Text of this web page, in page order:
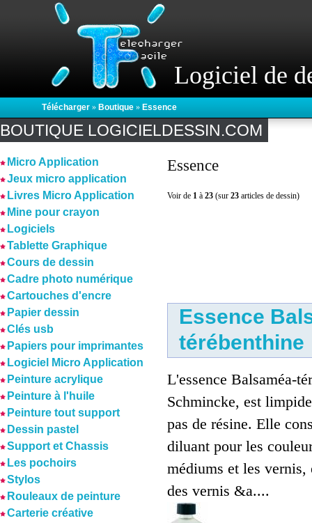
Logiciel de
Télécharger » Boutique » Essence
BOUTIQUE LOGICIELDESSIN.COM
Micro Application
Jeux micro application
Livres Micro Application
Mine pour crayon
Logiciels
Tablette Graphique
Cours de dessin
Cadre photo numérique
Cartouches d'encre
Papier dessin
Clés usb
Papiers pour imprimantes
Logiciel Micro Application
Peinture acrylique
Peinture à l'huile
Peinture tout support
Dessin pastel
Support et Chassis
Les pochoirs
Stylos
Rouleaux de peinture
Carterie créative
Essence
Voir de 1 à 23 (sur 23 articles de dessin)
Essence
térébenthine
L'essence Balsaméa-
Schmincke, est
pas de résine. Elle
diluant pour les
médiums et les
des vernis &a....